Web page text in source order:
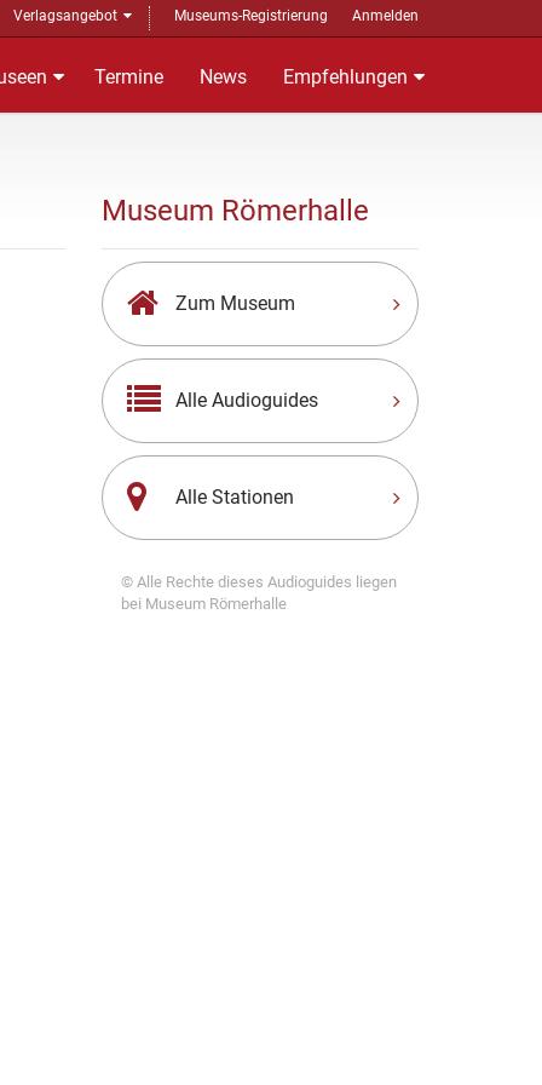
Verlagsangebot Museums-Registrierung Anmelden
Termine News Empfehlungen
Museum Römerhalle
Zum Museum
Alle Audioguides
Alle Stationen
© Alle Rechte dieses Audioguides liegen
bei Museum Römerhalle